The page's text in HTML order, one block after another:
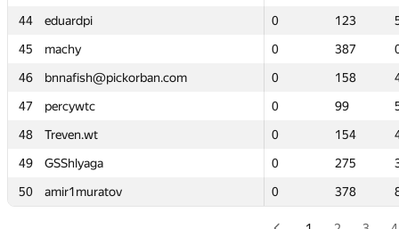
44
eduardpi 0 123
45
machy 0 387
46
bnnafish@pickorban.com 0 158
47
percywtc 0 99
48
Treven.wt 0 154
49
GSShlyaga 0 275
50
amir1muratov 0 378
44
eduardpi 0 123
45
machy 0 387
46
bnnafish@pickorban.com 0 158
47
percywtc 0 99
48
Treven.wt 0 154
49
GSShlyaga 0 275
50
amir1muratov 0 378